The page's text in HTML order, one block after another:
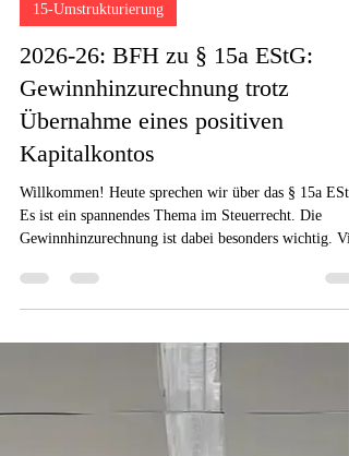
31. Mai 10 Min. Lesezeit
15-Umstrukturierung
2026-26: BFH zu § 15a EStG:
Gewinnhinzurechnung trotz
Übernahme eines positiven
Kapitalkontos
Willkommen! Heute sprechen wir über das § 15a
Selbstständige wissen nicht, wie riskant
Kapitalkonto schützt nicht immer vor Nachzahlungen.